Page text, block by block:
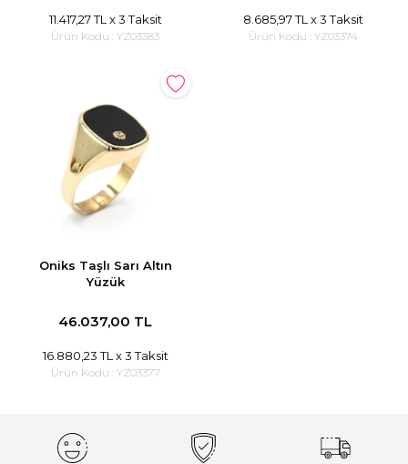
11.417,27 TL x 3 Taksit
Ürün Kodu : YZ03383
8.685,97 TL x 3 Taksit
Ürün Kodu : YZ03374
Oniks Taşlı Sarı Altın
Yüzük
46.037,00 TL
16.880,23 TL x 3 Taksit
Ürün Kodu : YZ03377